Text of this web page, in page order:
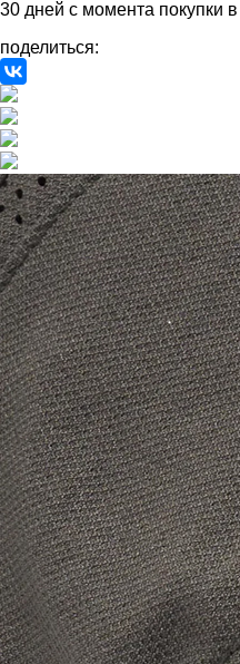
30 дней с момента покупки
поделиться: